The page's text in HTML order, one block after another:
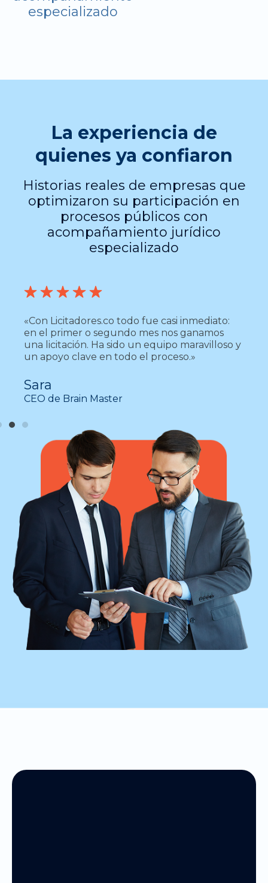
especializado
La experiencia de
quienes ya confiaron
Historias reales de empresas que
optimizaron su participación en
procesos públicos con
acompañamiento jurídico
especializado
«Hay que intentarlo, al final obviamente es
importante creer lo que se está vendiendo al
Estado y con la metodología adecuada
hemos tenido buenos resultados.»
Maka Gómez
Directiva Grupo Empresarial Grupo Persom